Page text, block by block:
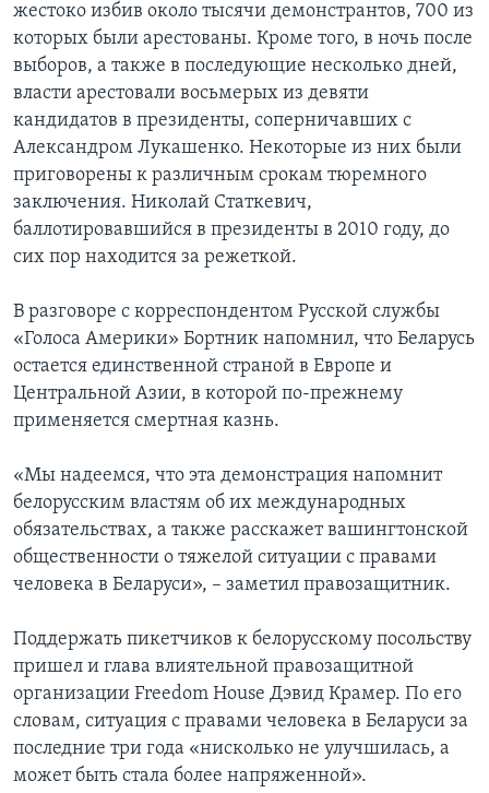
жестоко избив около тысячи демонстрантов, 700 из
которых были арестованы. Кроме того, в ночь после
выборов, а также в последующие несколько дней,
власти арестовали восьмерых из девяти
кандидатов в президенты, соперничавших с
Александром Лукашенко. Некоторые из них были
приговорены к различным срокам тюремного
заключения. Николай Статкевич,
баллотировавшийся в президенты в 2010 году, до
сих пор находится за режеткой.
В разговоре с корреспондентом Русской службы
«Голоса Америки» Бортник напомнил, что Беларусь
остается единственной страной в Европе и
Центральной Азии, в которой по-прежнему
применяется смертная казнь.
«Мы надеемся, что эта демонстрация напомнит
белорусским властям об их международных
обязательствах, а также расскажет вашингтонской
общественности о тяжелой ситуации с правами
человека в Беларуси», – заметил правозащитник.
Поддержать пикетчиков к белорусскому посольству
пришел и глава влиятельной правозащитной
организации Freedom House Дэвид Крамер. По его
словам, ситуация с правами человека в Беларуси за
последние три года «нисколько не улучшилась, а
может быть стала более напряженной».